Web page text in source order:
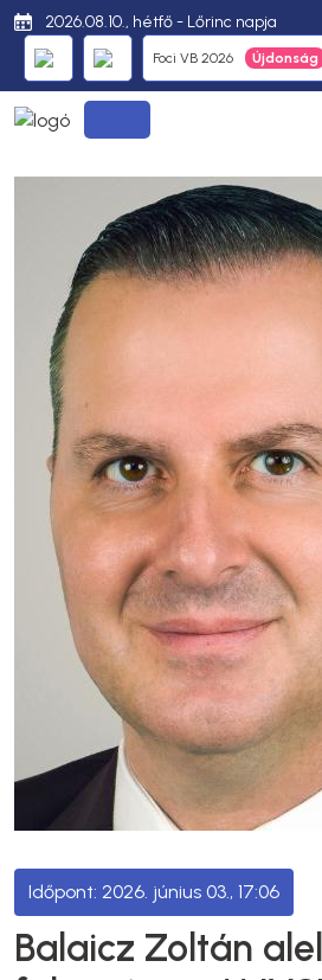
2026.08.10., hétfő - Lőrinc napja
Foci VB 2026
2026. június 03., 17:06
Balaicz Zoltán